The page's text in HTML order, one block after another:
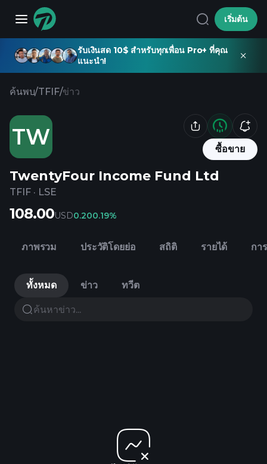
เริ่มต้น
รับเงินสด 10$ สำหรับทุกเพื่อน Pro+ ที่คุณ
แนะนำ!
ค้นพบ/TFIF/ข่าว
TW ซื้อขาย
TwentyFour Income Fund Ltd
TFIF · LSE
108.00USD0.200.19%
ภาพรวม ประวัติโดยย่อ สถิติ รายได้ กา
ทั้งหมด ข่าว ทวีต